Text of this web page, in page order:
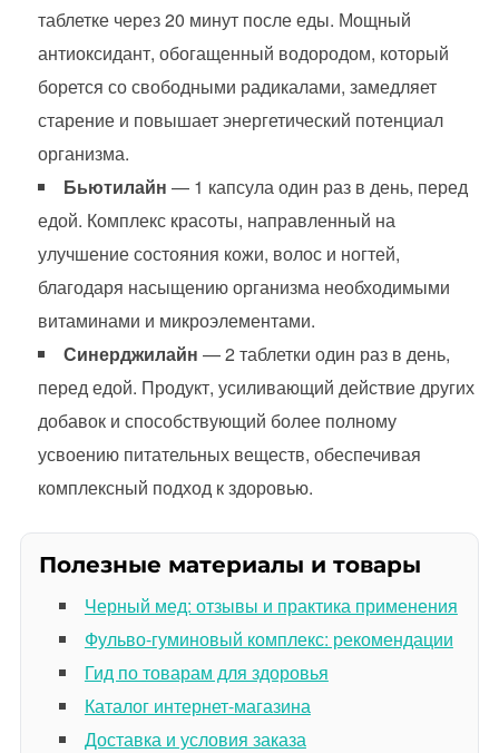
таблетке через 20 минут после еды. Мощный
антиоксидант, обогащенный водородом, который
борется со свободными радикалами, замедляет
старение и повышает энергетический потенциал
организма.
Бьютилайн — 1 капсула один раз в день, перед
едой. Комплекс красоты, направленный на
улучшение состояния кожи, волос и ногтей,
благодаря насыщению организма необходимыми
витаминами и микроэлементами.
Синерджилайн — 2 таблетки один раз в день,
перед едой. Продукт, усиливающий действие других
добавок и способствующий более полному
усвоению питательных веществ, обеспечивая
комплексный подход к здоровью.
Полезные материалы и товары
Черный мед: отзывы и практика применения
Фульво-гуминовый комплекс: рекомендации
Гид по товарам для здоровья
Каталог интернет-магазина
Доставка и условия заказа